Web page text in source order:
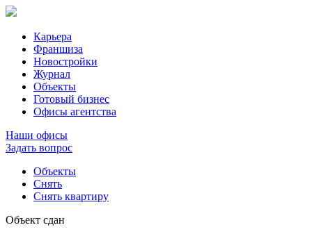
Карьера
Франшиза
Новостройки
Журнал
Объекты
Готовый бизнес
Офисы агентства
Наши офисы
Задать вопрос
Объекты
Снять
Снять квартиру
Объект сдан